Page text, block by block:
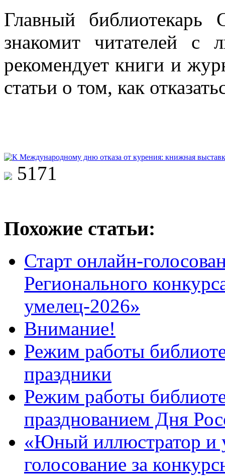
Главный библиотекарь
знакомит читателей с
рекомендует книги и
статьи о том, как
5171
Похожие статьи:
Старт онлайн-
Регионального
умелец-2026»
Внимание!
Режим работы
праздники
Режим работы
празднованием Дня
«Юный иллюстратор и
голосование за